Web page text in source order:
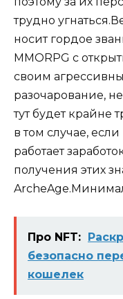
трудно
носит гордое
MMORPG с
своим
разочарование,
тут будет крайне
в том случае,
работает
получения этих
Про NFT:
безопасно
кошелек